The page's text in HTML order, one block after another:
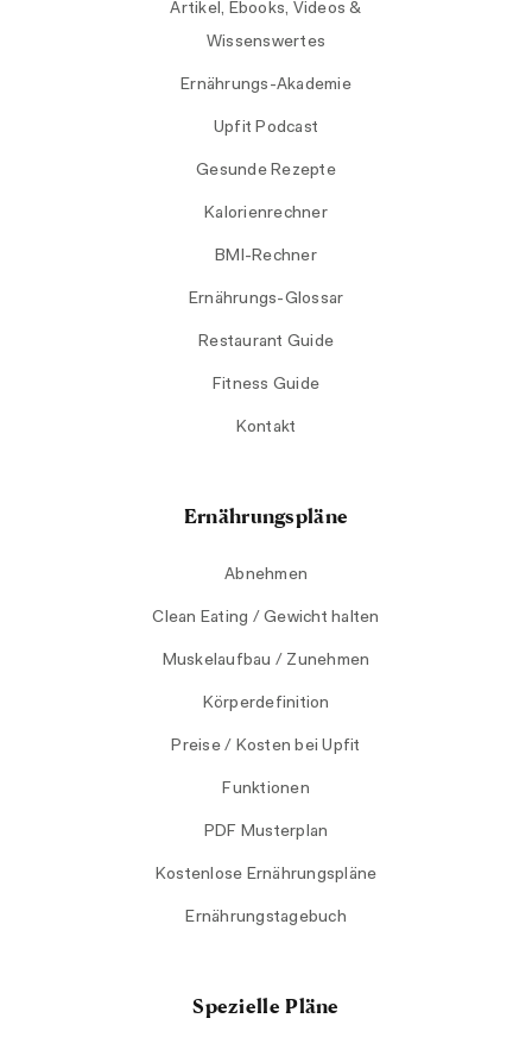
Artikel, Ebooks, Videos &
Wissenswertes
Ernährungs-Akademie
Upfit Podcast
Gesunde Rezepte
Kalorienrechner
BMI-Rechner
Ernährungs-Glossar
Restaurant Guide
Fitness Guide
Kontakt
Ernährungspläne
Abnehmen
Clean Eating / Gewicht halten
Muskelaufbau / Zunehmen
Körperdefinition
Preise / Kosten bei Upfit
Funktionen
PDF Musterplan
Kostenlose Ernährungspläne
Ernährungstagebuch
Spezielle Pläne